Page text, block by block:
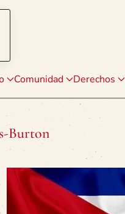
Comunidad Derechos
Burton